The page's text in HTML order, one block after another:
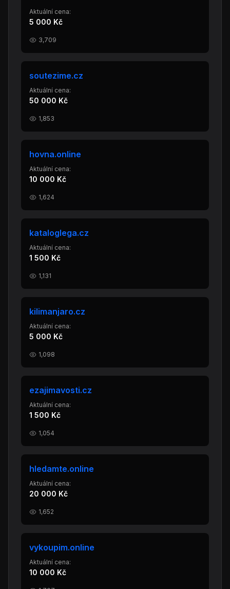
Aktuální cena:
5 000 Kč
3,709
soutezime.cz
Aktuální cena:
50 000 Kč
1,853
hovna.online
Aktuální cena:
10 000 Kč
1,624
kataloglega.cz
Aktuální cena:
1 500 Kč
1,131
kilimanjaro.cz
Aktuální cena:
5 000 Kč
1,098
ezajimavosti.cz
Aktuální cena:
1 500 Kč
1,054
hledamte.online
Aktuální cena:
20 000 Kč
1,652
vykoupim.online
Aktuální cena:
10 000 Kč